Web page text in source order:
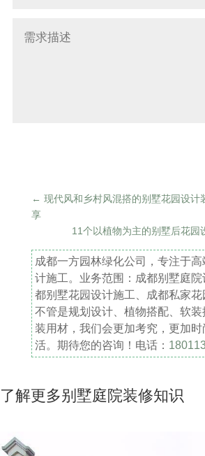
← 现代风和乡村风混搭的别墅花园设计
享
11个以植物为主的别墅后花园
成都一方园林绿化公司，专注于
计施工。业务范围：成都别墅庭
都别墅花园设计施工、成都私家花
不管是规划设计、植物搭配、软装
装用材，我们会更加考究，更加时
活。期待您的咨询！电话：
了解更多别墅庭院装修知识